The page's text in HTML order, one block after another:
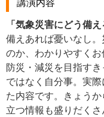
講演内容
「気象災害にどう備え
備えあれば憂いなし
のか、わかりやすくお
防災・減災を目指す
ではなく自分事。実
た内容です。きょう
立つ情報も盛りだくさ